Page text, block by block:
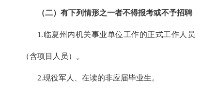
（二）有下列情形之一者不得报考或不予招聘
1.临夏州内机关事业单位工作的正式工作人员
（含项目人员）。
2.现役军人、在读的非应届毕业生。